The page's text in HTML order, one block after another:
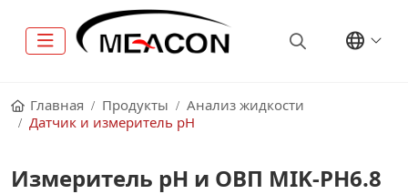
Главная Продукты
Анализ жидкости
Датчик и измеритель pH
Измеритель pH и ОВП MIK-PH6.8